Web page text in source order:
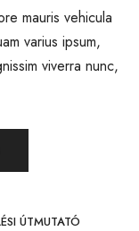
mauris vehicula
varius ipsum,
viverra nunc,
ÚTMUTATÓ